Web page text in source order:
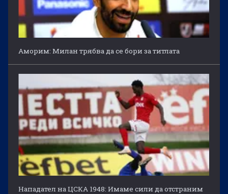
Аморим: Милан трябва да се бори за титлата
Нападател на ЦСКА 1948: Имаме сили да отстраним